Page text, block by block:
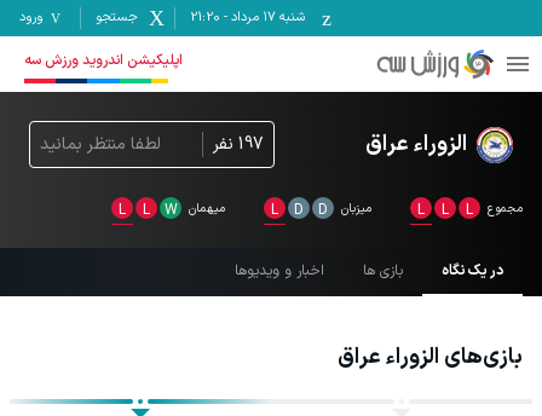
شنبه ۱۷ مرداد -
21:20 جستجو ورود
اپلیکیشن اندروید ورزش سه
الزوراء عراق 197 نفر لطفا منتظر بمانید
در یک نگاه بازی ها اخبار و ویدیوها
مجموع L
L
L میزبان D
D
L میهمان W
L
L
بازی‌های الزوراء عراق